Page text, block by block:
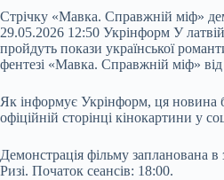
Стрічку «Мавка. Справжній міф»
29.05.2026 12:50 Укрінформ У
пройдуть покази української
фентезі «Мавка. Справжній міф»
Як інформує Укрінформ, ця новина
офіційній сторінці кінокартини у
Демонстрація фільму запланована в
Ризі. Початок сеансів: 18:00.